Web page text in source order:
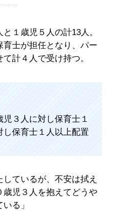
１歳児５人の計13人。
士が担任となり、パー
計４人で受け持つ。
３人に対し保育士１
し保育士１人以上配置
ているが、不安は拭え
児３人を抱えてどうや
る」